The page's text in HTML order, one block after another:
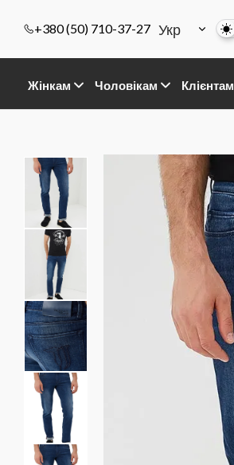
+380 (50) 710-37-27 Укр
Жінкам Чоловікам Клієнтам